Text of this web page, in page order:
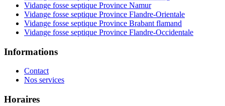
Vidange fosse septique Province Namur
Vidange fosse septique Province Flandre-Orientale
Vidange fosse septique Province Brabant flamand
Vidange fosse septique Province Flandre-Occidentale
Informations
Contact
Nos services
Horaires